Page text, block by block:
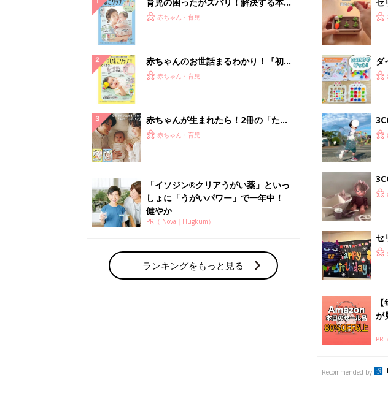
『ひよこクラブ 夏号』 4カ月～2才
赤ちゃん・育児
赤ちゃんのお世話まるわかり！『初め
てのひよこクラブ 夏号』〈巻頭大特
赤ちゃん・育児
赤ちゃんが生まれたら！2冊の「たま
ひよ」
赤ちゃん・育児
「イソジン®クリアうがい薬」といっ
しょに「うがいパワー」で一年中！
健やか
PR（iNova｜Hugkum）
ランキングをもっと見る
か
ダ
ー
育
く
セ
遊
が
PR
Recommended by